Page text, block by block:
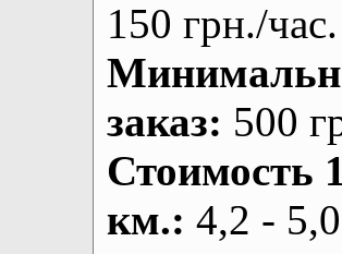
150 грн./час.
заказ: 500
Стоимость
км.: 4,2 -